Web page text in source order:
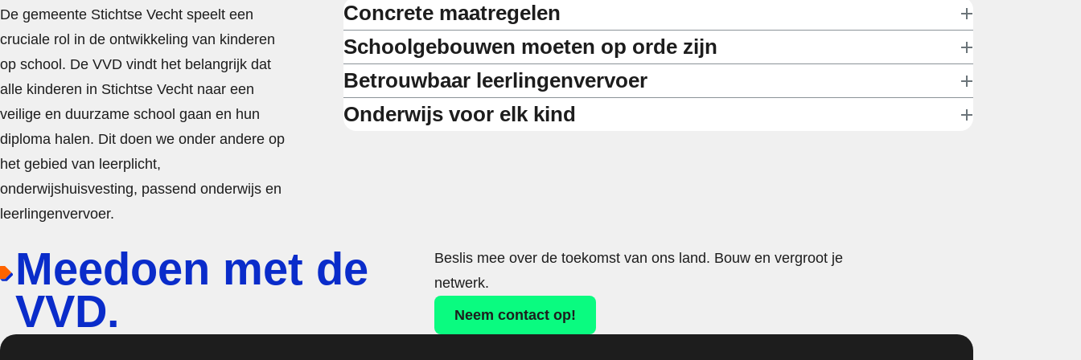
De gemeente Stichtse Vecht speelt een
cruciale rol in de ontwikkeling van kinderen
op school. De VVD vindt het belangrijk dat
alle kinderen in Stichtse Vecht naar een
veilige en duurzame school gaan en hun
diploma halen. Dit doen we onder andere op
het gebied van leerplicht,
onderwijshuisvesting, passend onderwijs en
leerlingenvervoer.
Concrete maatregelen
Schoolgebouwen moeten op orde zijn
Betrouwbaar leerlingenvervoer
Onderwijs voor elk kind
Meedoen met de
VVD.
Beslis mee over de toekomst van ons land. Bouw en vergroot je
netwerk.
Neem contact op!